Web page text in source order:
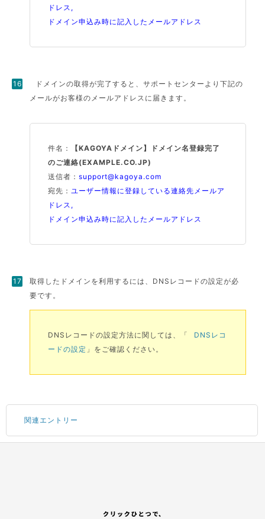
ドレス,
ドメイン申込み時に記入したメールアドレス
ドメインの取得が完了すると、サポートセンターより下記の
メールがお客様のメールアドレスに届きます。
件名：
【KAGOYAドメイン】ドメイン名登録完了
のご連絡(EXAMPLE.CO.JP)
送信者：support@kagoya.com
宛先：ユーザー情報に登録している連絡先メールア
ドレス,
ドメイン申込み時に記入したメールアドレス
取得したドメインを利用するには、DNSレコードの設定が必
要です。
DNSレコードの設定方法に関しては、「
DNSレコ
ードの設定 」をご確認ください。
関連エントリー